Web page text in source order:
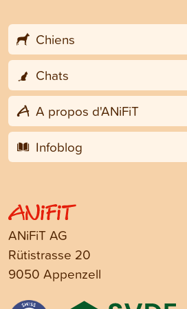
Chiens
Chats
A propos d'ANiFiT
Infoblog
ANiFiT AG
Rütistrasse 20
9050 Appenzell